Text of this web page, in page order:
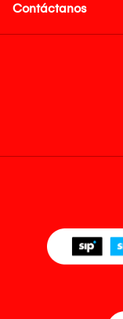
Contáctanos